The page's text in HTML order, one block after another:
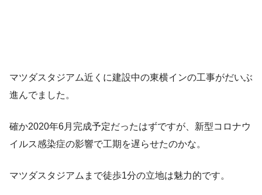
マツダスタジアム近くに建設中の東横インの工事がだいぶ
進んでました。
確か2020年6月完成予定だったはずですが、新型コロナウ
イルス感染症の影響で工期を遅らせたのかな。
マツダスタジアムまで徒歩1分の立地は魅力的です。